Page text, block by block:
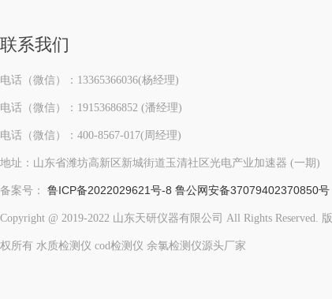
联系我们
电话（微信）：13365366036(杨经理)
电话（微信）：19153686852 (潘经理)
电话（微信）：400-8567-017(周经理)
地址：山东省潍坊高新区新城街道玉清社区光电产业加速器 (一期)
备案号： 鲁ICP备2022029621号-8 鲁公网安备37079402370850号
Copyright @ 2019-2022 山东天研仪器有限公司 All Rights Reserved. 版
权所有 水质检测仪 cod检测仪 余氯检测仪源头厂家